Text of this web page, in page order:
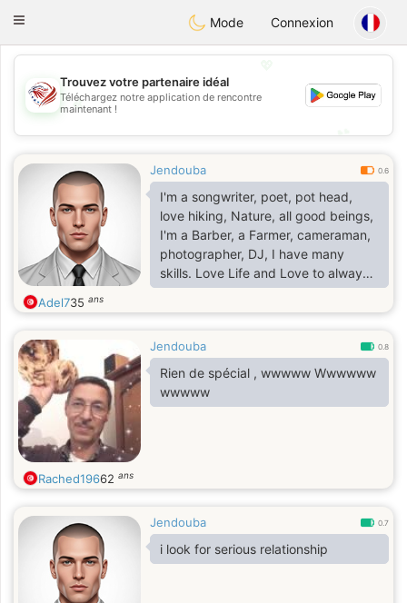
StatesDating
Toggle
Mode Connexion
💖
💕
Trouvez votre partenaire idéal
Téléchargez notre application de rencontre
maintenant !
Jendouba 0.6
I'm a songwriter, poet, pot head,
love hiking, Nature, all good beings,
I'm a Barber, a Farmer, cameraman,
photographer, DJ, I have many
skills. Love Life and Love to always
see everyone happy
Adel735 ans
Jendouba 0.8
Rien de spécial , wwwww Wwwwww
wwwww
Rached19662 ans
Jendouba 0.7
i look for serious relationship